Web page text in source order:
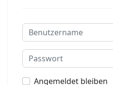
Benutzername
Passwort
Angemeldet bleiben